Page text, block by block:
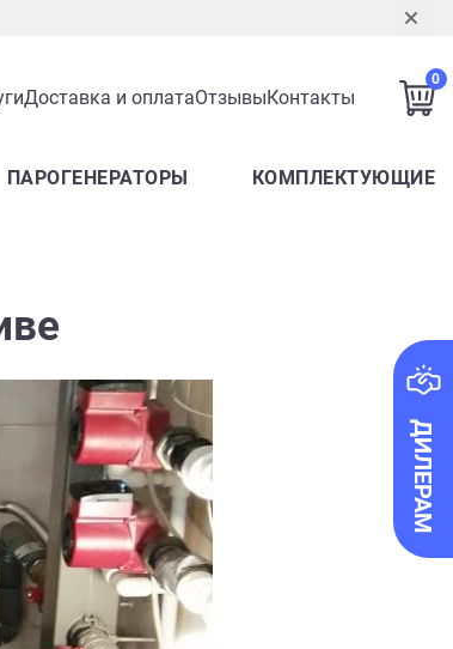
Доставка и оплатаОтзывыКонтакты
0
ПАРОГЕНЕРАТОРЫ КОМПЛЕКТУЮЩИЕ
ДИЛЕРАМ